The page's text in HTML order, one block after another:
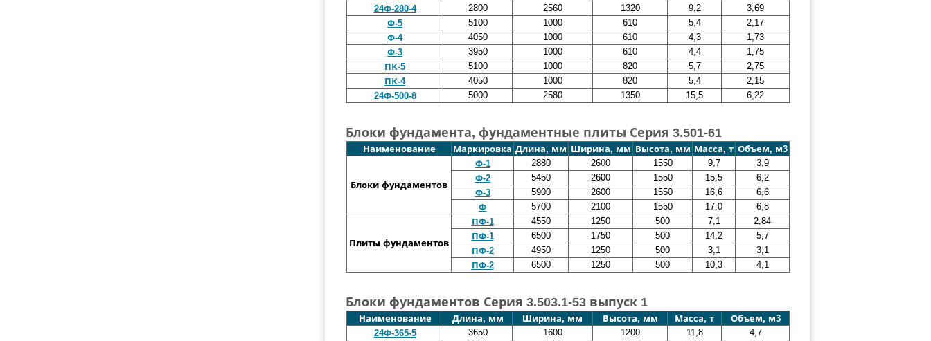
24Ф-280-4
2800 2560 1320 9,2
3,69
Ф-5
5100 1000 610 5,4
2,17
Ф-4
4050 1000 610 4,3
1,73
Ф-3
3950 1000 610 4,4
1,75
ПК-5
5100 1000 820 5,7
2,75
ПК-4
4050 1000 820 5,4
2,15
24Ф-500-8
5000 2580 1350 15,5 6,22
Блоки фундамента, фундаментные плиты Серия 3.501-61
Наименование Маркировка Длина, мм Ширина, мм Высота, мм Масса, т Объем, м3
Блоки фундаментов
Ф-1 2880 2600 1550 9,7
3,9
Ф-2
5450 2600 1550 15,5
6,2
Ф-3
5900 2600 1550 16,6
6,6
Ф
5700 2100 1550 17,0 6,8
Плиты фундаментов
ПФ-1 4550 1250 500 7,1
2,84
ПФ-1
6500 1750 500 14,2
5,7
ПФ-2
4950 1250 500 3,1
3,1
ПФ-2
6500 1250 500 10,3 4,1
Блоки фундаментов Серия 3.503.1-53 выпуск 1
Наименование Длина, мм Ширина, мм Высота, мм Масса, т
Объем, м3
24Ф-365-5
3650 1600 1200 11,8
4,7